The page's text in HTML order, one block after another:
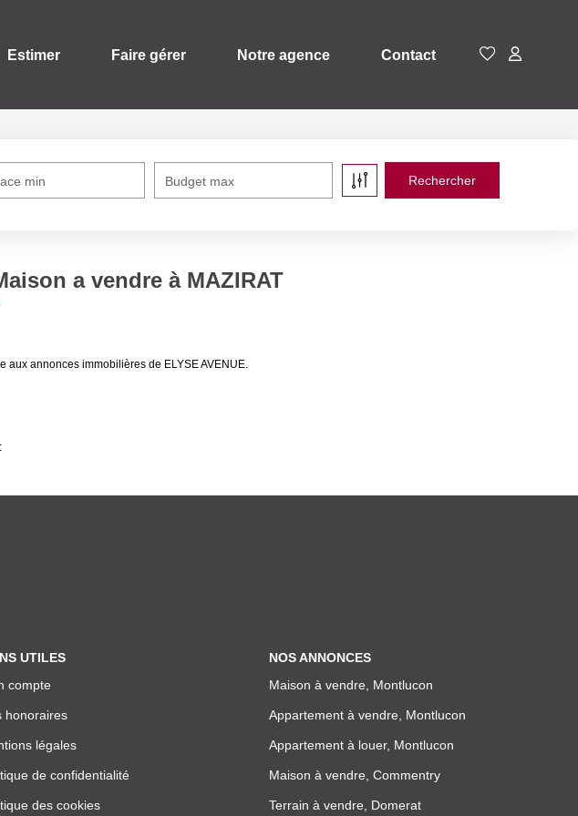
Estimer Faire gérer Notre agence Contact
min Budget max
a vendre à MAZIRAT
annonces immobilières de ELYSE AVENUE.
UTILES
compte
honoraires
légales
de confidentialité
des cookies
NOS ANNONCES
Maison à vendre, Montlucon
Appartement à vendre, Montlucon
Appartement à louer, Montlucon
Maison à vendre, Commentry
Terrain à vendre, Domerat